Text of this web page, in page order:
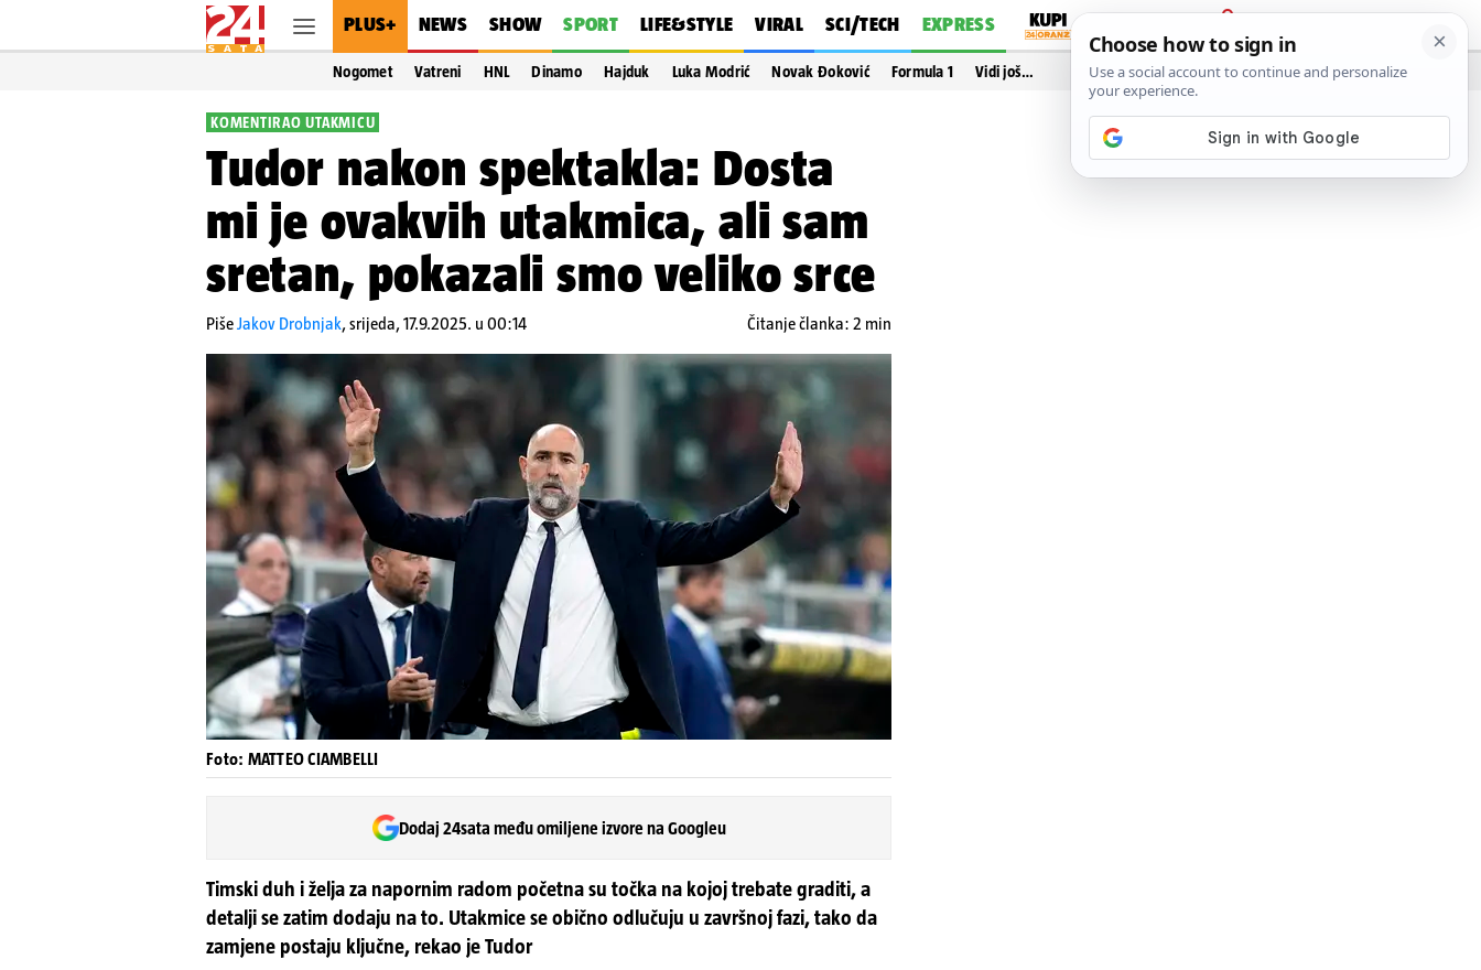
PLUS+ NEWS SHOW SPORT LIFE&STYLE VIRAL SCI/TECH EXPRESS
PRIJAVA
Nogomet Vatreni HNL Dinamo Hajduk Luka Modrić Novak Đoković Formula 1 Vidi još…
KOMENTIRAO UTAKMICU
Tudor nakon spektakla: Dosta
mi je ovakvih utakmica, ali sam
sretan, pokazali smo veliko srce
PišeJakov Drobnjak,srijeda, 17.9.2025. u 00:14 Čitanje članka: 2 min
Foto: MATTEO CIAMBELLI
Dodaj 24sata među omiljene izvore na Googleu
Timski duh i želja za napornim radom početna su točka na kojoj trebate graditi, a
detalji se zatim dodaju na to. Utakmice se obično odlučuju u završnoj fazi, tako da
zamjene postaju ključne, rekao je Tudor